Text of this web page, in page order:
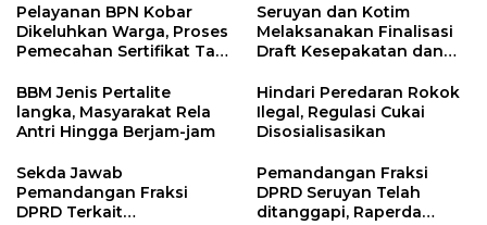
Pelayanan BPN Kobar
Dikeluhkan Warga, Proses
Pemecahan Sertifikat Tak
Seruyan dan Kotim
Melaksanakan Finalisasi
Draft Kesepakatan dan
BBM Jenis Pertalite
langka, Masyarakat Rela
Antri Hingga Berjam-jam
Hindari Peredaran Rokok
Ilegal, Regulasi Cukai
Disosialisasikan
Sekda Jawab
Pemandangan Fraksi
DPRD Terkait
Pemandangan Fraksi
DPRD Seruyan Telah
ditanggapi, Raperda